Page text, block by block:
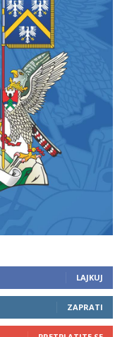
LAJKUJ
ZAPRATI